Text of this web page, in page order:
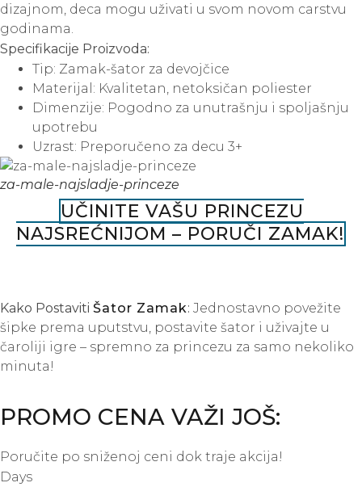
dizajnom, deca mogu uživati u svom novom carstvu
godinama.
Specifikacije Proizvoda:
Tip: Zamak-šator za devojčice
Materijal: Kvalitetan, netoksičan poliester
Dimenzije: Pogodno za unutrašnju i spoljašnju
upotrebu
Uzrast: Preporučeno za decu 3+
za-male-najsladje-princeze
UČINITE VAŠU PRINCEZU
NAJSREĆNIJOM – PORUČI ZAMAK!
Kako Postaviti Šator Zamak: Jednostavno povežite
šipke prema uputstvu, postavite šator i uživajte u
čaroliji igre – spremno za princezu za samo nekoliko
minuta!
PROMO CENA VAŽI JOŠ:
Poručite po sniženoj ceni dok traje akcija!
Days